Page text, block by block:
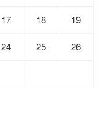
17 18 19
24 25 26